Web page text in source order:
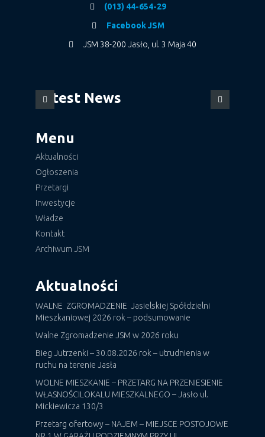
(013) 44-654-29
Facebook JSM
JSM 38-200 Jasło, ul. 3 Maja 40
Latest News
Menu
Aktualności
Ogłoszenia
Przetargi
Inwestycje
Władze
Kontakt
Archiwum JSM
Aktualności
WALNE ZGROMADZENIE Jasielskiej Spółdzielni
Mieszkaniowej 2026 rok – podsumowanie
Walne Zgromadzenie JSM w 2026 roku
Bieg Jutrzenki – 30.08.2026 rok – utrudnienia w
ruchu na terenie Jasła
WOLNE MIESZKANIE – PRZETARG NA PRZENIESIENIE
WŁASNOŚCILOKALU MIESZKALNEGO – Jasło ul.
Mickiewicza 130/3
Przetarg ofertowy – NAJEM – MIEJSCE POSTOJOWE